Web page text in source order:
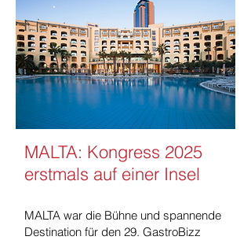
MALTA: Kongress 2025
erstmals auf einer Insel
MALTA war die Bühne und spannende
Destination für den 29. GastroBizz